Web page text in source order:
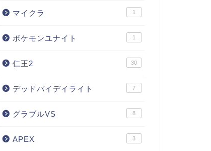
マイクラ 1
ポケモンユナイト 1
仁王2 30
デッドバイデイライト 7
グラブルVS 8
APEX 3